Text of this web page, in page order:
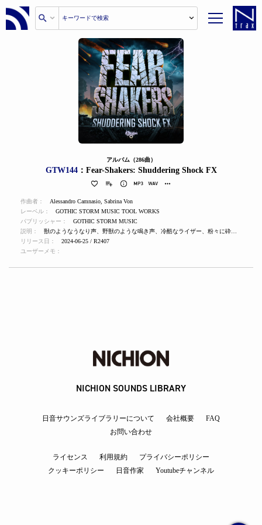
アルバム（286曲）
GTW144：Fear-Shakers: Shuddering Shock FX
作曲者： Alessandro Camnasio Sabrina Von
レーベル：
GOTHIC STORM MUSIC TOOL WORKS
パブリッシャー：
GOTHIC STORM MUSIC
説明：
リリース日：
2024-06-25 / R2407
ユーザーメモ：
NICHION SOUNDS LIBRARY
日音サウンズライブラリーについて 会社概要
FAQ
お問い合わせ
ライセンス 利用規約
プライバシーポリシー
クッキーポリシー
日音作家 Youtubeチャンネル